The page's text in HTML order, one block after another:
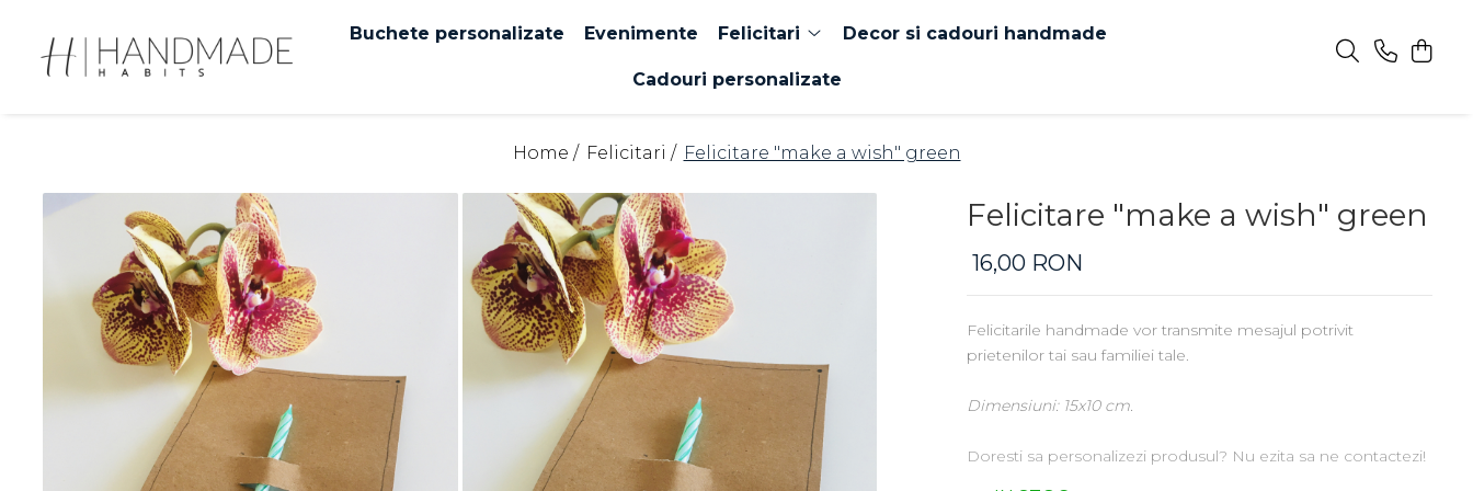
Felicitari
Buchete personalizate Evenimente Felicitari Decor si cadouri handmade
Cadouri personalizate
Home / Felicitari / Felicitare "make a wish" green
Felicitare "make a wish" green
16,00 RON
Felicitarile handmade vor transmite mesajul potrivit
prietenilor tai sau familiei tale.
Dimensiuni: 15x10 cm.
Doresti sa personalizezi produsul? Nu ezita sa ne contactezi!